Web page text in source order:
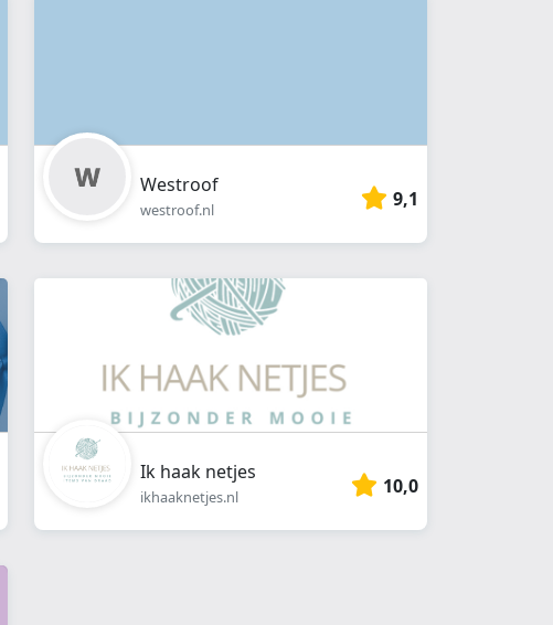
Westroof
westroof.nl 9,1
Ik haak netjes
ikhaaknetjes.nl 10,0